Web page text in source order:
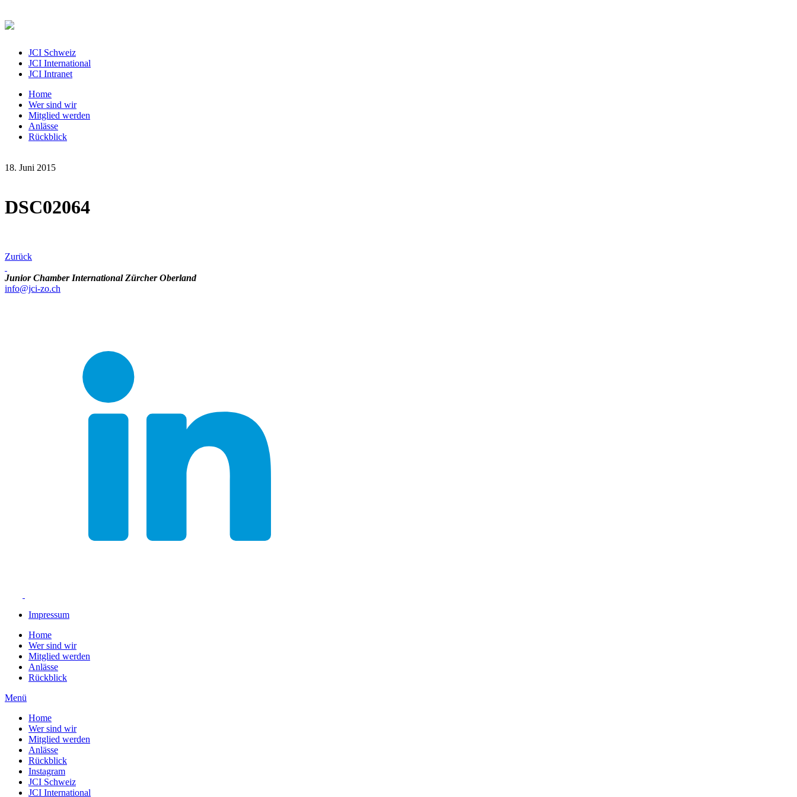
JCI Schweiz
JCI International
JCI Intranet
Home
Wer sind wir
Mitglied werden
Anlässe
Rückblick
18. Juni 2015
DSC02064
Zurück
Junior Chamber International Zürcher Oberland
info@jci-zo.ch
Impressum
Home
Wer sind wir
Mitglied werden
Anlässe
Rückblick
Menü
Home
Wer sind wir
Mitglied werden
Anlässe
Rückblick
Instagram
JCI Schweiz
JCI International